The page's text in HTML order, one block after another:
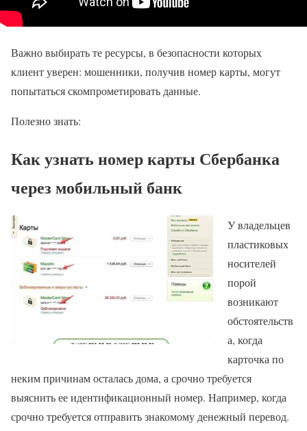
Важно выбирать те ресурсы, в безопасности которых
клиент уверен: мошенники, получив номер карты, могут
попытаться скомпрометировать данные.
Полезно знать:
Как узнать номер карты Сбербанка
через мобильный банк
У владельцев
пластиковых
носителей
порой
возникают
обстоятельств
а, когда
карточка по
неким причинам осталась дома, а срочно требуется
выяснить ее идентификационный номер. Например, когда
срочно требуется отправить знакомому денежный перевод.